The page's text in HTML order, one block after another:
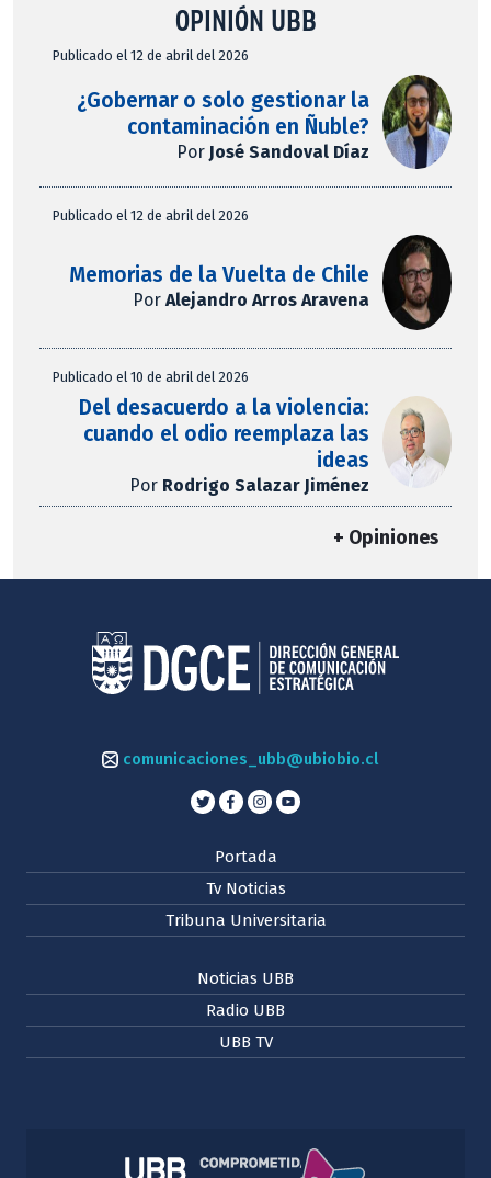
OPINIÓN UBB
Publicado el 12 de abril del 2026
¿Gobernar o solo gestionar la
contaminación en Ñuble?
Por José Sandoval Díaz
Publicado el 12 de abril del 2026
Memorias de la Vuelta de Chile
PorAlejandro Arros Aravena
Publicado el 10 de abril del 2026
Del desacuerdo a la violencia:
cuando el odio reemplaza las
ideas
Por Rodrigo Salazar Jiménez
+ Opiniones
comunicaciones_ubb@ubiobio.cl
Portada
Tv Noticias
Tribuna Universitaria
Noticias UBB
Radio UBB
UBB TV